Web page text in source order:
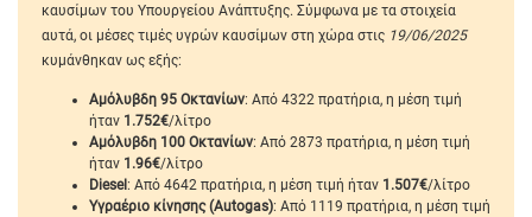
καυσίμων του Υπουργείου Ανάπτυξης. Σύμφωνα με τα στοιχεία
αυτά, οι μέσες τιμές υγρών καυσίμων στη χώρα στις 19/06/2025
κυμάνθηκαν ως εξής:
Αμόλυβδη 95 Οκτανίων: Από 4322 πρατήρια, η μέση τιμή
ήταν 1.752€/λίτρο
Αμόλυβδη 100 Οκτανίων: Από 2873 πρατήρια, η μέση τιμή
ήταν 1.96€/λίτρο
Diesel: Από 4642 πρατήρια, η μέση τιμή ήταν 1.507€/λίτρο
Υγραέριο κίνησης (Autogas): Από 1119 πρατήρια, η μέση τιμή